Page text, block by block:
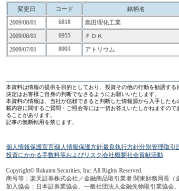
変更日 コード 銘柄名
2009/08/01
6818 島田理化工業
2009/08/01
6955 ＦＤＫ
2009/07/01
8993 アトリウム
本資料は情報の提供を目的としており、投資その他の行動を勧誘す
決定はお客様ご自身の判断でなさるようにお願いいたします。
本資料の情報は、当社が信頼できると判断した情報源から入手した
載内容に関するご質問・ご照会等には一切お答えいたしかねますの
ることがあります。
記事の無断転用を禁じます。
個人情報保護宣言個人情報保護方針最良執行方針分別管理取引
投資にかかる手数料等およびリスク 会社概要社会貢献活動
Copyright© Rakuten Securities, Inc. All Rights Reserved.
商号等：楽天証券株式会社／金融商品取引業者 関東財務局長（
加入協会：日本証券業協会、一般社団法人金融先物取引業協会